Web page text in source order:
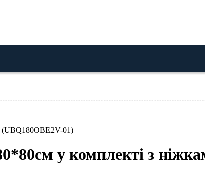
01)
у комплекті з